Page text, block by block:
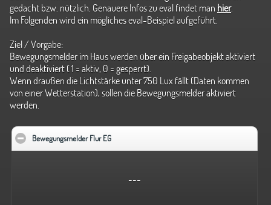
gedacht bzw. nützlich. Genauere Infos zu eval findet man hier.
Im Folgenden wird ein mögliches eval-Beispiel aufgeführt.
Ziel / Vorgabe:
Bewegungsmelder im Haus werden über ein Freigabeobjekt aktiviert
und deaktiviert ( 1 = aktiv, 0 = gesperrt).
Wenn draußen die Lichtstärke unter 750 Lux fällt (Daten kommen
von einer Wetterstation), sollen die Bewegungsmelder aktiviert
werden.
Bewegungsmelder Flur EGclick to collapse contents
---